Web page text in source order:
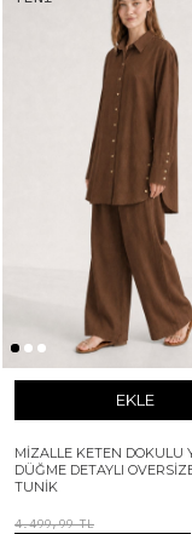
EKLE
MIZALLE KETEN DOKULU
DÜĞME DETAYLI
TUNIK
4.499,99 TL